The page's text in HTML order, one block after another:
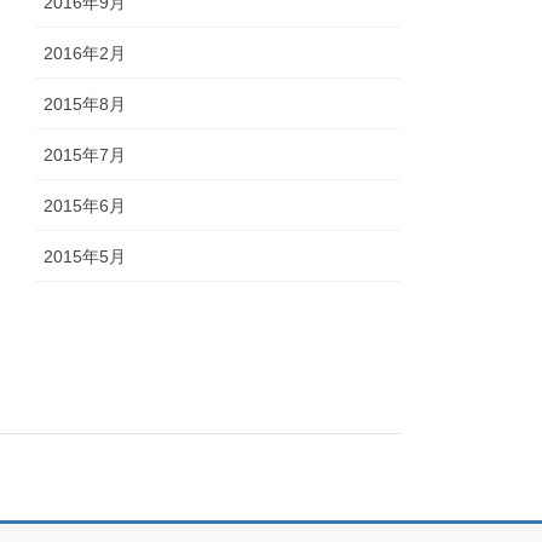
2016年2月
2015年8月
2015年7月
2015年6月
2015年5月